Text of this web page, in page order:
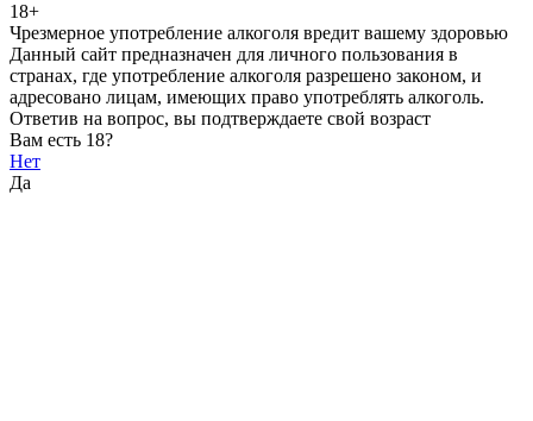
18+
Чрезмерное употребление алкоголя вредит вашему здоровью
Данный сайт предназначен для личного пользования в
странах, где употребление алкоголя разрешено законом, и
адресовано лицам, имеющих право употреблять алкоголь.
Ответив на вопрос, вы подтверждаете свой возраст
Вам есть 18?
Нет
Да